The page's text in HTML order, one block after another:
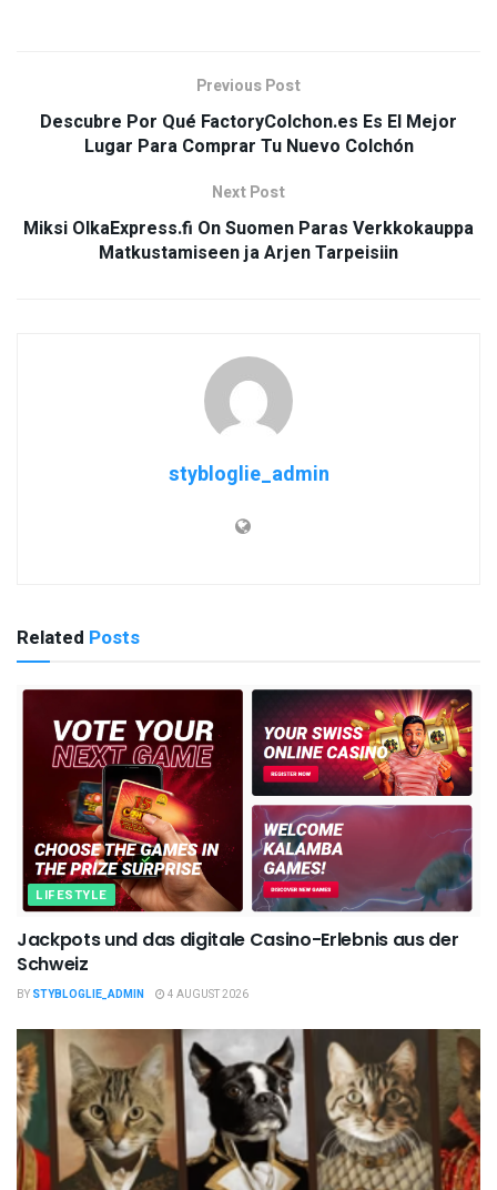
Previous Post
Descubre Por Qué FactoryColchon.es Es El Mejor
Lugar Para Comprar Tu Nuevo Colchón
Next Post
Miksi OlkaExpress.fi On Suomen Paras Verkkokauppa
Matkustamiseen ja Arjen Tarpeisiin
stybloglie_admin
Related Posts
LIFESTYLE
Jackpots und das digitale Casino-Erlebnis aus der
Schweiz
BY STYBLOGLIE_ADMIN 4 AUGUST 2026